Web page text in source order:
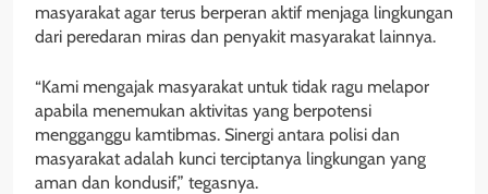
masyarakat agar terus berperan aktif menjaga lingkungan
dari peredaran miras dan penyakit masyarakat lainnya.
“Kami mengajak masyarakat untuk tidak ragu melapor
apabila menemukan aktivitas yang berpotensi
mengganggu kamtibmas. Sinergi antara polisi dan
masyarakat adalah kunci terciptanya lingkungan yang
aman dan kondusif,” tegasnya.